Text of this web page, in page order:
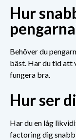
Hur
Behöver du
bäst. Har du tid att
fungera bra.
Hur ser
Har du en låg
factoring dig